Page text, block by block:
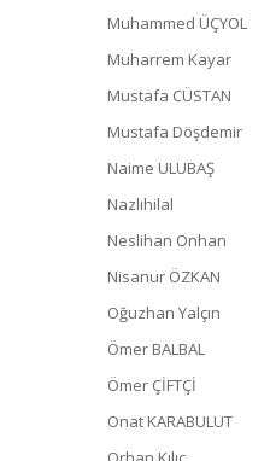
Muhammed ÜÇYOL
Muharrem Kayar
Mustafa CÜSTAN
Mustafa Döşdemir
Naime ULUBAŞ
Nazlıhilal
Neslihan Onhan
Nisanur ÖZKAN
Oğuzhan Yalçın
Ömer BALBAL
Ömer ÇİFTÇİ
Onat KARABULUT